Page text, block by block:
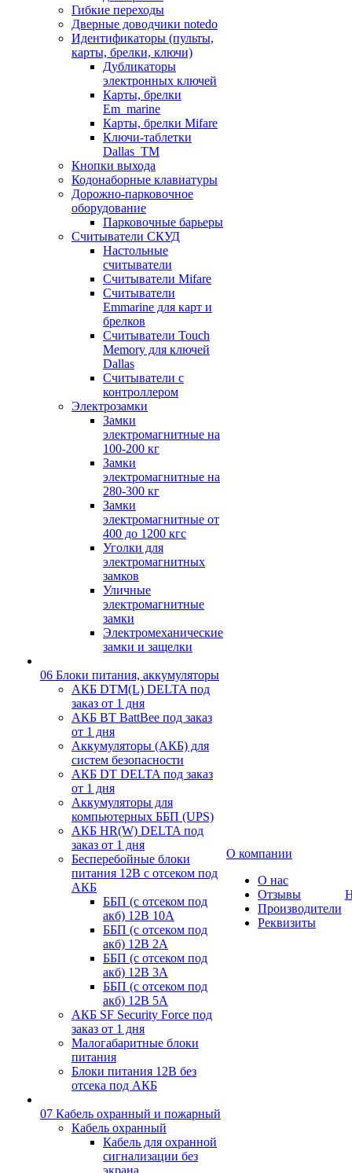
Гибкие переходы
Дверные доводчики notedo
Идентификаторы (пульты,
карты, брелки, ключи)
Дубликаторы
электронных ключей
Карты, брелки
Em_marine
Карты, брелки Mifare
Ключи-таблетки
Dallas_TM
Кнопки выхода
Кодонаборные клавиатуры
Дорожно-парковочное
оборудование
Парковочные барьеры
Считыватели СКУД
Настольные
считыватели
Считыватели Mifare
Считыватели
Emmarine для карт и
брелков
Считыватели Touch
Memory для ключей
Dallas
Считыватели с
контроллером
Электрозамки
Замки
электромагнитные на
100-200 кг
Замки
электромагнитные на
280-300 кг
Замки
электромагнитные от
400 до 1200 кгс
Уголки для
электромагнитных
замков
Уличные
электромагнитные
замки
Электромеханические
замки и защелки
06 Блоки питания, аккумуляторы
АКБ DTM(L) DELTA под
заказ от 1 дня
АКБ BT BattBee под заказ
от 1 дня
Аккумуляторы (АКБ) для
систем безопасности
АКБ DT DELTA под заказ
от 1 дня
Аккумуляторы для
компьютерных ББП (UPS)
АКБ HR(W) DELTA под
заказ от 1 дня
Бесперебойные блоки
питания 12В с отсеком под
АКБ
ББП (с отсеком под
акб) 12В 10А
ББП (с отсеком под
акб) 12В 2А
ББП (с отсеком под
акб) 12В 3А
ББП (с отсеком под
акб) 12В 5А
АКБ SF Security Force под
заказ от 1 дня
Малогабаритные блоки
питания
Блоки питания 12В без
отсека под АКБ
07 Кабель охранный и пожарный
Кабель охранный
Кабель для охранной
сигнализации без
экрана
О компании
О нас
Отзывы
Производители
Реквизиты